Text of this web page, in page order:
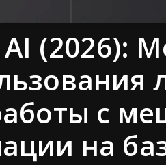
(2026):
с
на